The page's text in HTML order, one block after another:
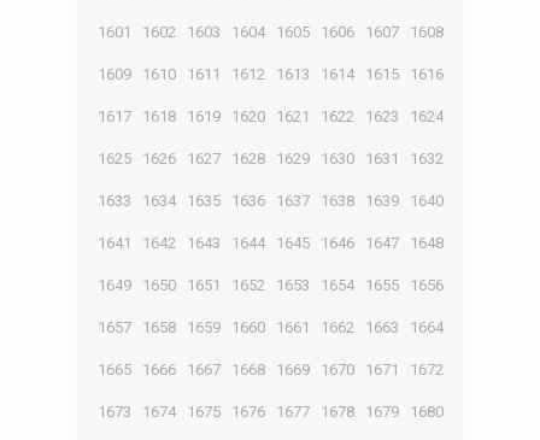
1601 1602 1603 1604 1605 1606 1607 1608
1609 1610 1611 1612 1613 1614 1615 1616
1617 1618 1619 1620 1621 1622 1623 1624
1625 1626 1627 1628 1629 1630 1631 1632
1633 1634 1635 1636 1637 1638 1639 1640
1641 1642 1643 1644 1645 1646 1647 1648
1649 1650 1651 1652 1653 1654 1655 1656
1657 1658 1659 1660 1661 1662 1663 1664
1665 1666 1667 1668 1669 1670 1671 1672
1673 1674 1675 1676 1677 1678 1679 1680